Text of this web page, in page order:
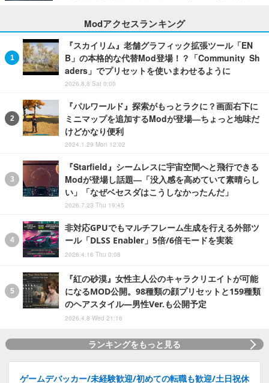
Modアクセスランキング
『スカイリム』老舗グラフィック拡張ツール「EN
B」の本格的な代替Mod登場！？「Community Sh
aders」でプリセットを使いまわせるように
2026.8.8 Sat 0:00
『パルワールド』探索がもっとラクに？画面右下に
ミニマップを追加するModが登場―ちょっと地味だ
けどかなり便利
2024.1.29 Mon 12:02
『Starfield』シームレスに宇宙空間へと飛行できる
Modが登場し話題―「没入感を高めていて素晴らし
い」「なぜベセスダはこうしなかったんだ」
2026.7.23 Thu 19:45
非対応GPUでもマルチフレーム生成を行える外部ツ
ール「DLSS Enabler」5倍/6倍モードを実装
2026.4.16 Thu 0:08
『紅の砂漠』女性主人公のキャラクリエイトが可能
になるMOD公開。98種類の顔プリセットと159種類
のヘアスタイル―男性Ver.も公開予定
2026.4.8 Wed 21:16
ランキングをもっと見る
ゲームデバッカー/未経験歓迎/初めての転職も歓迎/土日祝休